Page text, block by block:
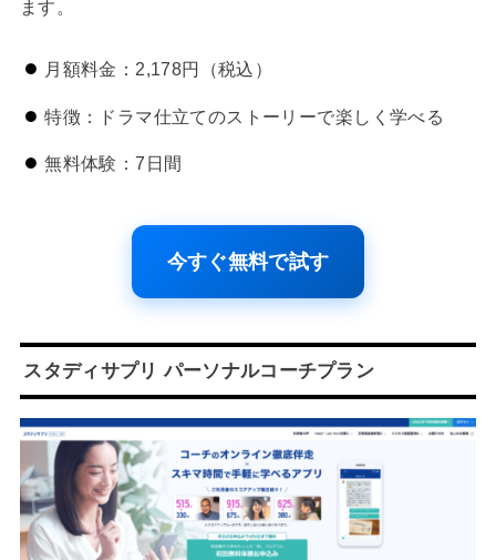
ます。
月額料金：2,178円（税込）
特徴：ドラマ仕立てのストーリーで楽しく学べる
無料体験：7日間
今すぐ無料で試す
スタディサプリ パーソナルコーチプラン